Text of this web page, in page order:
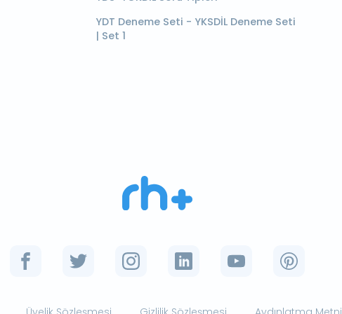
YDT Deneme Seti - YKSDİL Deneme Seti
| Set 1